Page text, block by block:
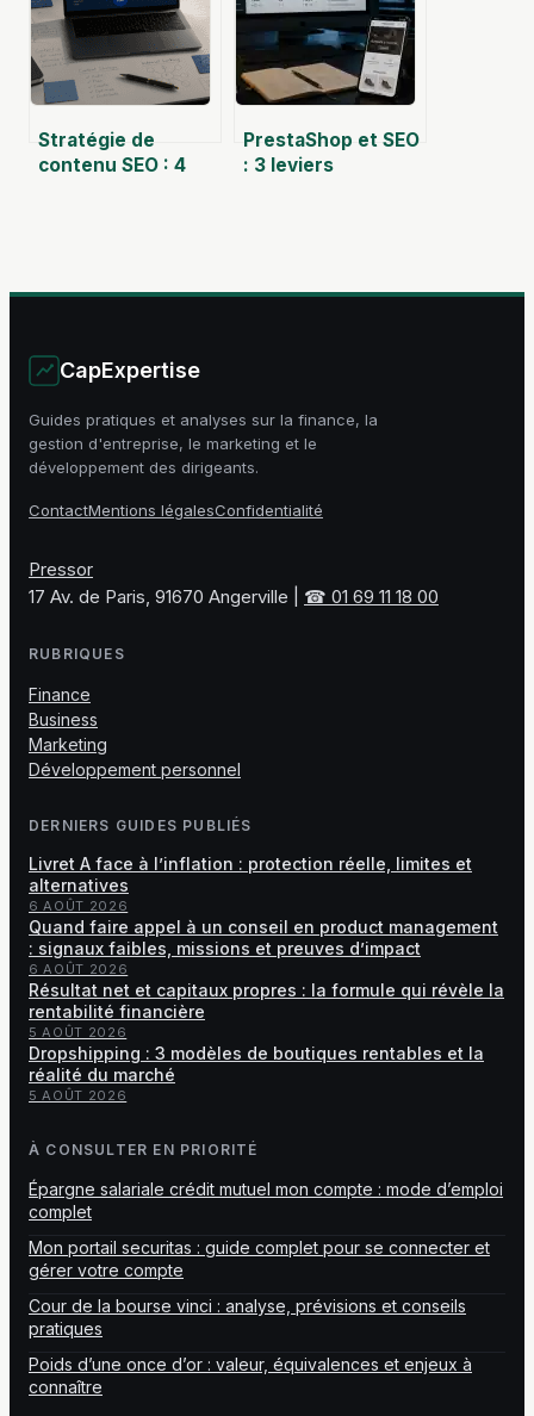
Stratégie de
contenu SEO : 4
PrestaShop et SEO
: 3 leviers
CapExpertise
Guides pratiques et analyses sur la finance, la
gestion d'entreprise, le marketing et le
développement des dirigeants.
ContactMentions légalesConfidentialité
Pressor
17 Av. de Paris, 91670 Angerville
☎ 01 69 11 18 00
RUBRIQUES
Finance
Business
Marketing
Développement personnel
DERNIERS GUIDES PUBLIÉS
Livret A face à l’inflation : protection réelle, limites et
alternatives
6 AOÛT 2026
Quand faire appel à un conseil en product management
: signaux faibles, missions et preuves d’impact
6 AOÛT 2026
Résultat net et capitaux propres : la formule qui révèle la
rentabilité financière
5 AOÛT 2026
Dropshipping : 3 modèles de boutiques rentables et la
réalité du marché
5 AOÛT 2026
À CONSULTER EN PRIORITÉ
Épargne salariale crédit mutuel mon compte : mode d’emploi
complet
Mon portail securitas : guide complet pour se connecter et
gérer votre compte
Cour de la bourse vinci : analyse, prévisions et conseils
pratiques
Poids d’une once d’or : valeur, équivalences et enjeux à
connaître